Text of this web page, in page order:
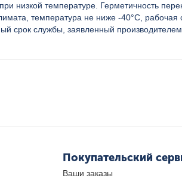
низкой температуре. Герметичность
температура не ниже -40°С,
срок службы, заявленный
Покупательский
Ваши заказы